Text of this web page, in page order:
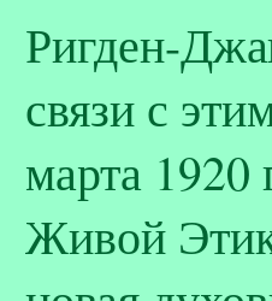
Ригден-
связи с
марта
Живой